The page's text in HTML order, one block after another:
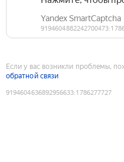
Если у вас возникли проблемы,
обратной связи
9194604636892956633:1786277727